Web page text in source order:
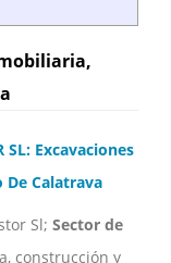
SL: Excavaciones
Calatrava
Sl; Sector de
construcción y